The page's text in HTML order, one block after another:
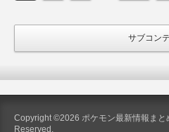
サブコン
Copyright ©2026 ポケモン最新情報ま
Reserved.